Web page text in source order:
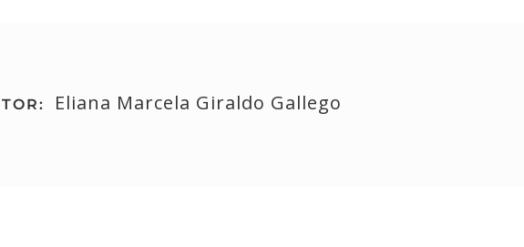
Eliana Marcela Giraldo Gallego